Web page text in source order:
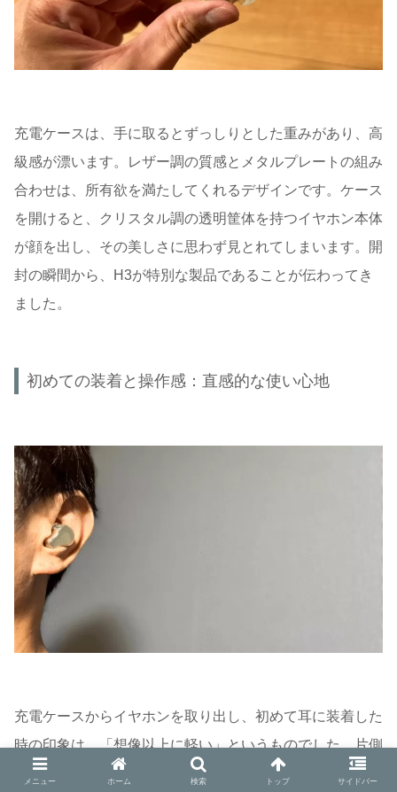
充電ケースは、手に取るとずっしりとした重みがあり、高
級感が漂います。レザー調の質感とメタルプレートの組み
合わせは、所有欲を満たしてくれるデザインです。ケース
を開けると、クリスタル調の透明筐体を持つイヤホン本体
が顔を出し、その美しさに思わず見とれてしまいます。開
封の瞬間から、H3が特別な製品であることが伝わってき
ました。
初めての装着と操作感：直感的な使い心地
充電ケースからイヤホンを取り出し、初めて耳に装着した
時の印象は、「想像以上に軽い」というものでした。片側
6gという軽量設計は伊達ではなく、耳への負担をほとん
メニュー ホーム 検索 トップ サイドバー